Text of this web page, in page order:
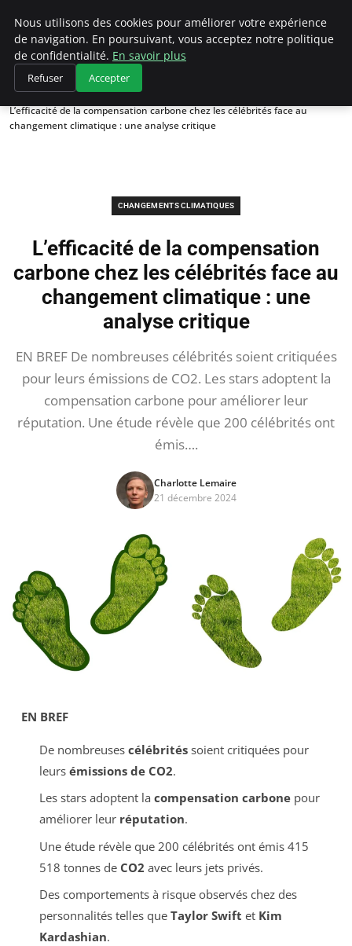
Climategatecountryclub.com
Accueil
Changements climatiques
L’efficacité de la compensation carbone chez les célébrités face au
changement climatique : une analyse critique
CHANGEMENTS CLIMATIQUES
L’efficacité de la compensation
carbone chez les célébrités face au
changement climatique : une
analyse critique
EN BREF De nombreuses célébrités soient critiquées
pour leurs émissions de CO2. Les stars adoptent la
compensation carbone pour améliorer leur
réputation. Une étude révèle que 200 célébrités ont
émis….
Charlotte Lemaire
21 décembre 2024
EN BREF
De nombreuses célébritéssoient critiquées pour
leurs émissions de CO2.
Les stars adoptent la compensation carbonepour
améliorer leur réputation.
Une étude révèle que 200 célébrités ont émis 415
518 tonnes de CO2 avec leurs jets privés.
Des comportements à risque observés chez des
personnalités telles que Taylor Swift et Kim
Kardashian.
Nous utilisons des cookies pour améliorer votre expérience
de navigation. En poursuivant, vous acceptez notre politique
de confidentialité. En savoir plus
Refuser Accepter